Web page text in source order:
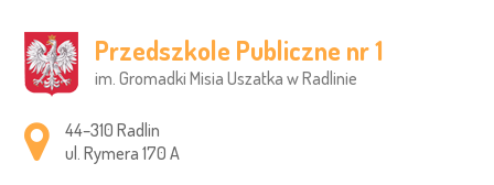
Przedszkole Publiczne nr 1
im. Gromadki Misia Uszatka w Radlinie
Adres pocztowy:
44–310 Radlin
ul. Rymera 170 A